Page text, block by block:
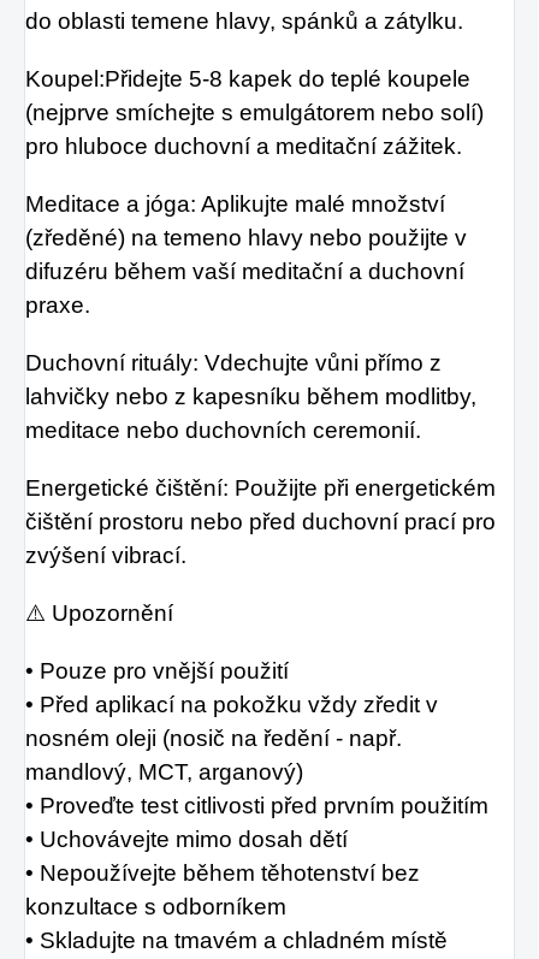
do oblasti temene hlavy, spánků a zátylku.
Koupel:Přidejte 5-8 kapek do teplé koupele
(nejprve smíchejte s emulgátorem nebo solí)
pro hluboce duchovní a meditační zážitek.
Meditace a jóga: Aplikujte malé množství
(zředěné) na temeno hlavy nebo použijte v
difuzéru během vaší meditační a duchovní
praxe.
Duchovní rituály: Vdechujte vůni přímo z
lahvičky nebo z kapesníku během modlitby,
meditace nebo duchovních ceremonií.
Energetické čištění: Použijte při energetickém
čištění prostoru nebo před duchovní prací pro
zvýšení vibrací.
⚠️ Upozornění
• Pouze pro vnější použití
• Před aplikací na pokožku vždy zředit v
nosném oleji (nosič na ředění - např.
mandlový, MCT, arganový)
• Proveďte test citlivosti před prvním použitím
• Uchovávejte mimo dosah dětí
• Nepoužívejte během těhotenství bez
konzultace s odborníkem
• Skladujte na tmavém a chladném místě